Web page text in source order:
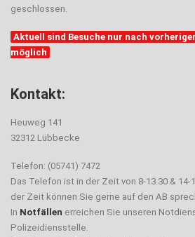
geschlossen.
Aktuell sind Besuche nur nach
möglich
Kontakt:
Heuweg 141
32312 Lübbecke
Telefon: (05741) 7472
Das Telefon ist in der Zeit von 8-13.30 &
der Zeit können Sie gerne auf den AB
In Notfällen erreichen Sie unseren
Polizeidiensstelle.